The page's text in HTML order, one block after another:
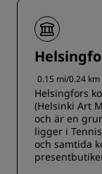
0.15 mi/0.24
Helsingfors
(Helsinki Art
och är en
ligger i
och samtida